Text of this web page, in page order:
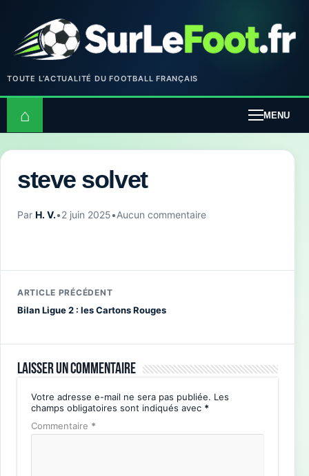
TOUTE L’ACTUALITÉ DU FOOTBALL FRANÇAIS
⌂ MENU
steve solvet
Par H. V.•2 juin 2025•Aucun commentaire
ARTICLE PRÉCÉDENT
Bilan Ligue 2 : les Cartons Rouges
Laisser un commentaire
Votre adresse e-mail ne sera pas publiée. Les
champs obligatoires sont indiqués avec *
Commentaire *